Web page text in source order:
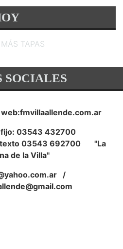
TAPAS
SOCIALES
fijo: 03543 432700
texto 03543 692700 "La
de la Villa"
/